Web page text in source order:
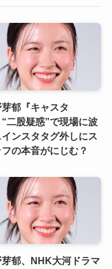
郁『キャスタ
“二股疑惑”で現場に波
ンスタタグ外しにス
の本音がにじむ？
芽郁、NHK大河ドラマ